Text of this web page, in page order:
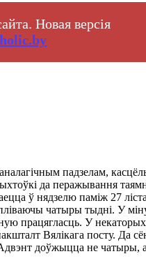
Новая версія
падзелам,
да перажывання
ў нядзелю паміж 27
чатыры тыдні. У
працягласць. У некаторых
Вялікага посту. Да
доўжыцца не чатыры, а